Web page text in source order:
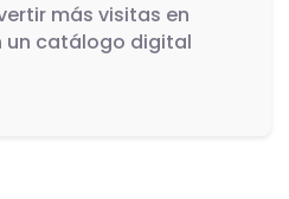
más visitas en
un catálogo digital